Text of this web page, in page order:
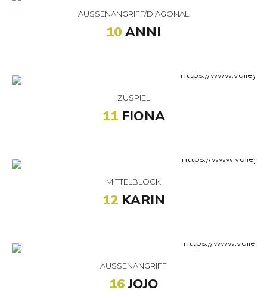
AUSSENANGRIFF/DIAGONAL
10ANNI
ZUSPIEL
11FIONA
MITTELBLOCK
12KARIN
AUSSENANGRIFF
16JOJO